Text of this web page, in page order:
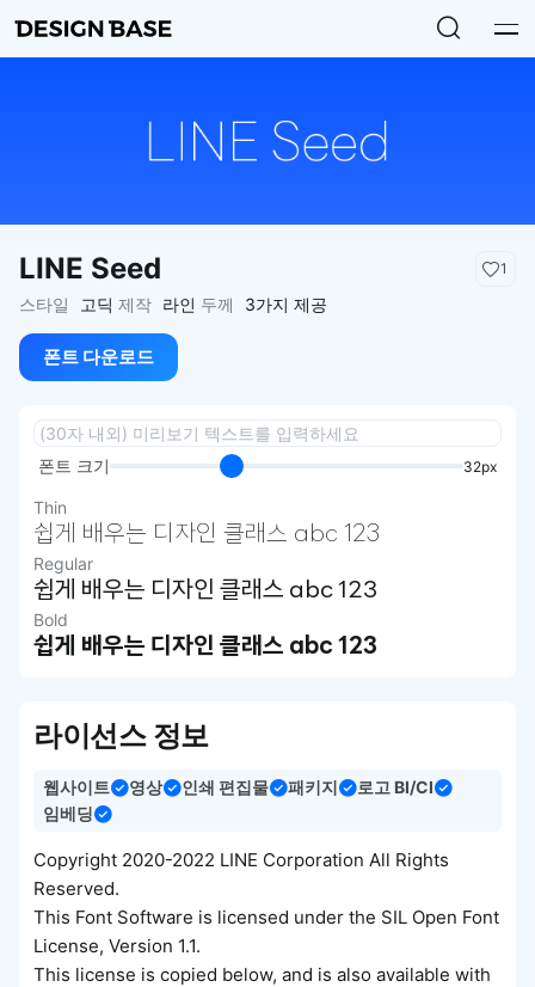
LINE Seed 1
스타일 고딕 제작 라인 두께 3가지 제공
폰트 다운로드
폰트 크기 32px
Thin
쉽게 배우는 디자인 클래스 abc 123
Regular
쉽게 배우는 디자인 클래스 abc 123
Bold
쉽게 배우는 디자인 클래스 abc 123
라이선스 정보
웹사이트 영상 인쇄 편집물 패키지
로고 BI/CI
임베딩
Copyright 2020-2022 LINE Corporation All Rights
Reserved.
This Font Software is licensed under the SIL Open Font
License, Version 1.1.
This license is copied below, and is also available with